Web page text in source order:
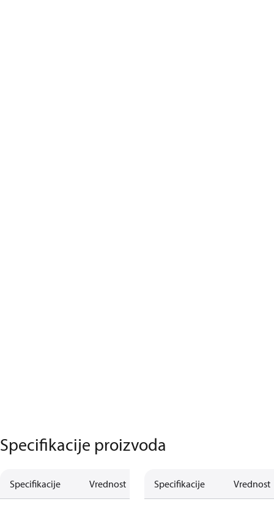
Specifikacije proizvoda
Specifikacije Vrednost Specifikacije Vrednost